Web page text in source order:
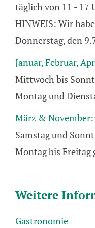
window
täglich von 11 - 17
HINWEIS: Wir
Donnerstag, den
Januar, Februar,
Mittwoch bis
Montag und
März & November:
Samstag und
Montag bis Freitag
Weitere
Gastronomie